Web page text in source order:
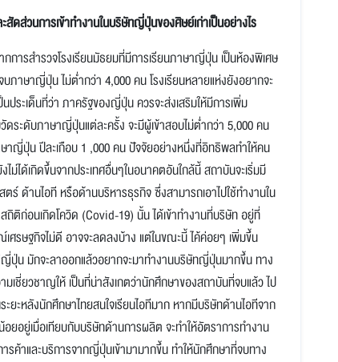
ส่วนการเข้าทำงานในบริษัทญี่ปุ่นของศิษย์เก่าเป็นอย่างไร
ารสำรวจโรงเรียนมัธยมที่มีการเรียนภาษาญี่ปุ่น เป็นห้องพิเศษ
บภาษาญี่ปุ่น ไม่ต่ำกว่า 4,000 คน โรงเรียนหลายแห่งยังอยากจะ
ระเด็นที่ว่า ภาครัฐของญี่ปุ่น ควรจะส่งเสริมให้มีการเพิ่ม
ระดับภาษาญี่ปุ่นแต่ละครั้ง จะมีผู้เข้าสอบไม่ต่ำกว่า 5,000 คน
าญี่ปุ่น ปีละเกือบ 1 ,000 คน ปัจจัยอย่างหนึ่งที่อิทธิพลทำให้คน
ด้เกิดขึ้นจากประเทศอื่นๆในอนาคตอันใกล้นี้ สถาบันจะเริ่มมี
ด้านไอที หรือด้านบริหารธุรกิจ ซึ่งสามารถเอาไปใช้ทำงานใน
ติก่อนเกิดโควิด (Covid-19) นั้น ได้เข้าทำงานที่บริษัท อยู่ที่
รษฐกิจไม่ดี อาจจะลดลงบ้าง แต่ในขณะนี้ ไค้ค่อยๆ เพิ่มขึ้น
ปุ่น มักจะลาออกแล้วอยากจะมาทำงานบริษัทญี่ปุ่นมากขึ้น ทาง
ชี่ยวชาญให้ เป็นที่น่าสังเกตว่านักศึกษาของสถาบันที่จบแล้ว ไป
ยะหลังนักศึกษาไทยสนใจเรียนไอทีมาก หากมีบริษัทด้านไอทีจาก
ยอยู่เมื่อเทียบกับบริษัทด้านการผลิต จะทำให้อัตราการทำงาน
ค้าและบริการจากญี่ปุ่นเข้ามามากขึ้น ทำให้นักศึกษาที่จบทาง